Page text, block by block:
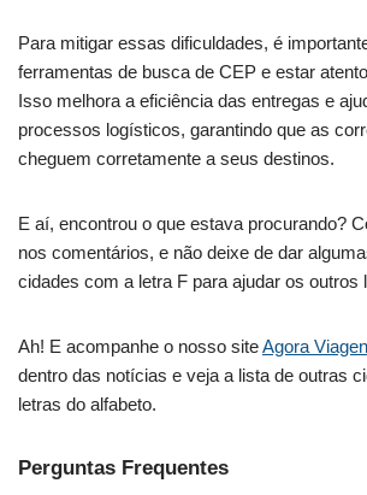
Para mitigar essas dificuldades, é
ferramentas de busca de CEP e estar
Isso melhora a eficiência das entregas e
processos logísticos, garantindo que as
cheguem corretamente a seus destinos.
E aí, encontrou o que estava procurando?
nos comentários, e não deixe de dar
cidades com a letra F para ajudar os outros
Ah! E acompanhe o nosso siteAgora
dentro das notícias e veja a lista de outras
letras do alfabeto.
Perguntas Frequentes